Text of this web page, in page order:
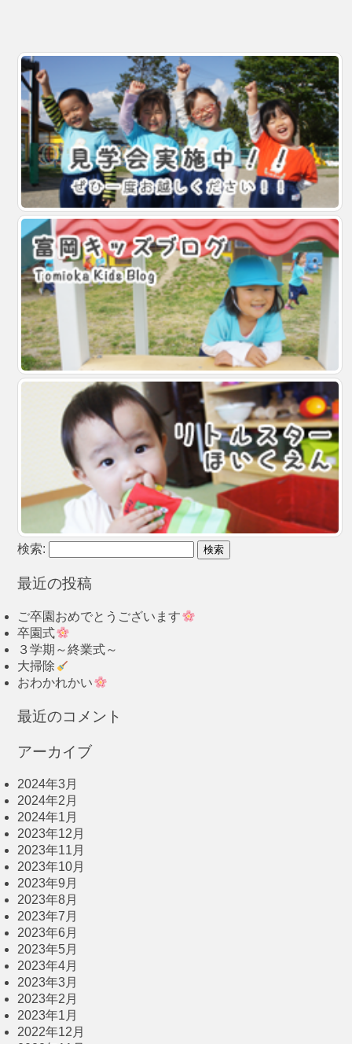
検索:
最近の投稿
ご卒園おめでとうございます
卒園式
３学期～終業式～
大掃除
おわかれかい
最近のコメント
アーカイブ
2024年3月
2024年2月
2024年1月
2023年12月
2023年11月
2023年10月
2023年9月
2023年8月
2023年7月
2023年6月
2023年5月
2023年4月
2023年3月
2023年2月
2023年1月
2022年12月